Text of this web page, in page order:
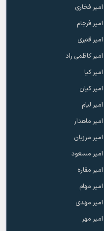
امیر فخاری
امیر فرجام
امیر قنبری
امیر کاظمی راد
امیر کیا
امیر کیان
امیر لیام
امیر ماهدار
امیر مرزبان
امیر مسعود
امیر مقاره
امیر مهام
امیر مهدی
امیر مهر